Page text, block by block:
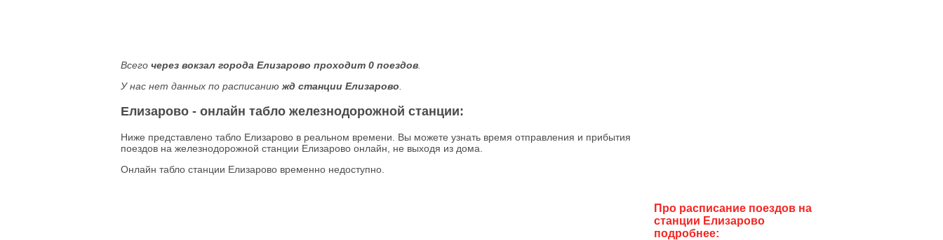
Всего через вокзал города Елизарово проходит 0 поездов
У нас нет данных по расписанию жд станции Елизарово
Елизарово - онлайн табло железнодорожной станции:
Ниже представлено табло Елизарово в реальном времени. Вы можете узнать время отправления и прибытия
поездов на железнодорожной станции Елизарово онлайн, не выходя из дома.
Онлайн табло станции Елизарово временно недоступно.
Про расписание поездов на
станции Елизарово
подробнее: